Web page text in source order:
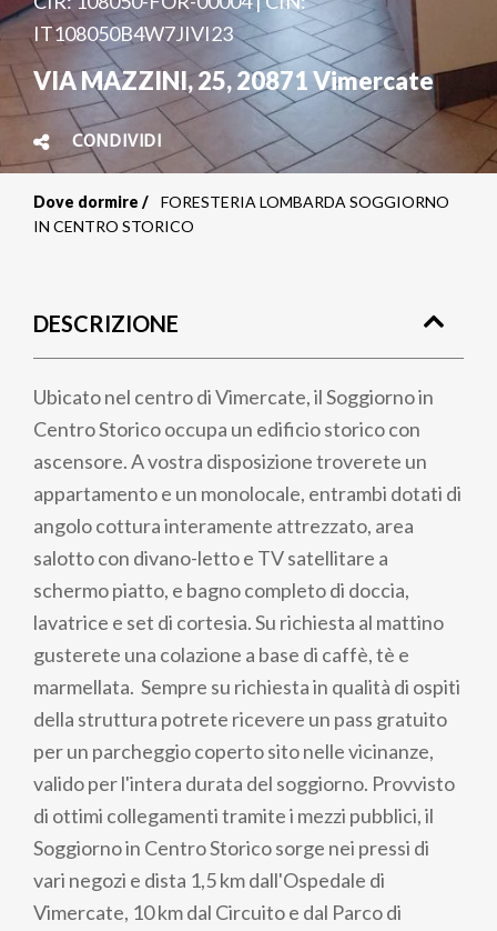
IT108050B4W7JIVI23
VIA MAZZINI, 25,20871Vimercate
CONDIVIDI
Briciole
pane
Dove dormire
FORESTERIA LOMBARDA SOGGIORNO
IN CENTRO STORICO
DESCRIZIONE
Ubicato nel centro di Vimercate, il Soggiorno in
Centro Storico occupa un edificio storico con
ascensore. A vostra disposizione troverete un
appartamento e un monolocale, entrambi dotati di
angolo cottura interamente attrezzato, area
salotto con divano-letto e TV satellitare a
schermo piatto, e bagno completo di doccia,
lavatrice e set di cortesia. Su richiesta al mattino
gusterete una colazione a base di caffè, tè e
marmellata. Sempre su richiesta in qualità di ospiti
della struttura potrete ricevere un pass gratuito
per un parcheggio coperto sito nelle vicinanze,
valido per l'intera durata del soggiorno. Provvisto
di ottimi collegamenti tramite i mezzi pubblici, il
Soggiorno in Centro Storico sorge nei pressi di
vari negozi e dista 1,5 km dall'Ospedale di
Vimercate, 10 km dal Circuito e dal Parco di